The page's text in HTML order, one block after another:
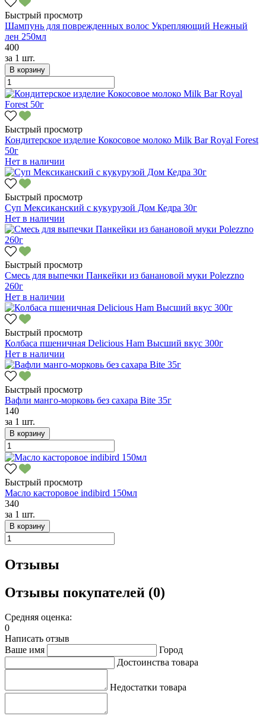
Быстрый просмотр
Шампунь для поврежденных волос Укрепляющий Нежный
лен 250мл
400
за 1 шт.
В корзину
Быстрый просмотр
Кондитерское изделие Кокосовое молоко Milk Bar Royal Forest
50г
Нет в наличии
Быстрый просмотр
Суп Мексиканский с кукурузой Дом Кедра 30г
Нет в наличии
Быстрый просмотр
Смесь для выпечки Панкейки из банановой муки Polezzno
260г
Нет в наличии
Быстрый просмотр
Колбаса пшеничная Delicious Ham Высший вкус 300г
Нет в наличии
Быстрый просмотр
Вафли манго-морковь без сахара Bite 35г
140
за 1 шт.
В корзину
Быстрый просмотр
Масло касторовое indibird 150мл
340
за 1 шт.
В корзину
Отзывы
Отзывы покупателей (0)
Средняя оценка:
0
Написать отзыв
Ваше имя
Город
Достоинства товара
Недостатки товара